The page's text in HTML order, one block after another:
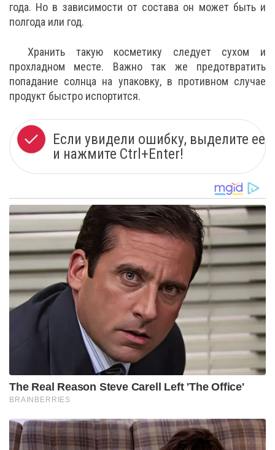
года. Но в зависимости от состава он может быть и
полгода или год.
Хранить такую косметику следует сухом и
прохладном месте. Важно так же предотвратить
попадание солнца на упаковку, в противном случае
продукт быстро испортится.
Если увидели ошибку, выделите ее
и нажмите Ctrl+Enter!
The Real Reason Steve Carell Left 'The Office'
BRAINBERRIES